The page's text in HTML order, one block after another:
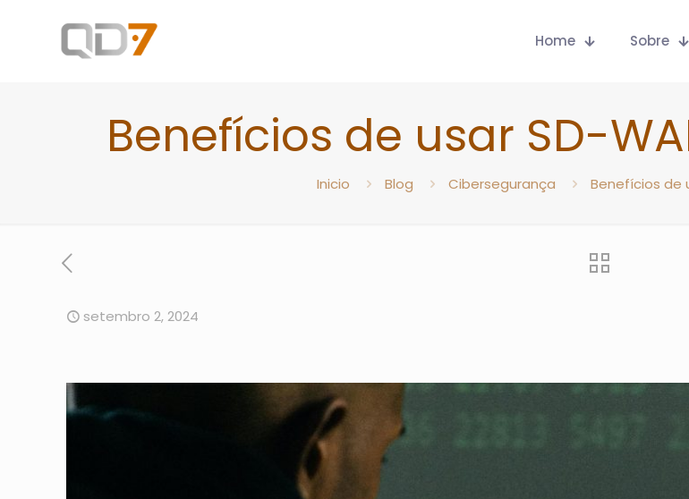
Home Sobre
Benefícios de usar SD-
Inicio Blog Cibersegurança Benefícios de
setembro 2, 2024